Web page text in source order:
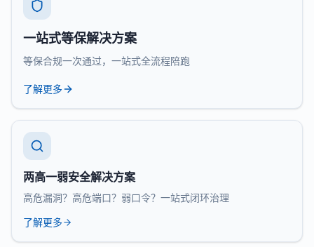
一站式等保解决方案
等保合规一次通过，一站式全流程陪跑
了解更多
两高一弱安全解决方案
高危漏洞？高危端口？弱口令？一站式闭环治理
了解更多